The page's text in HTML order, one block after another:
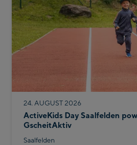
24. AUGUST 2026
ActiveKids Day Saalfelden
GscheitAktiv
Saalfelden